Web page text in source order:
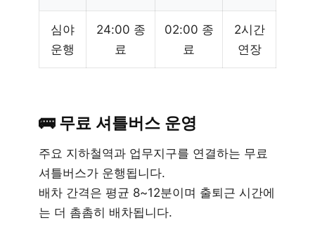
심야
운행
24:00 종
료
02:00 종
료
2시간
연장
🚌 무료 셔틀버스 운영
주요 지하철역과 업무지구를 연결하는 무료
셔틀버스가 운행됩니다.
배차 간격은 평균 8~12분이며 출퇴근 시간에
는 더 촘촘히 배차됩니다.